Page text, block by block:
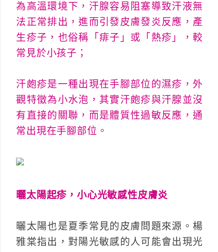
為高溫環境下，汗腺容易阻塞導致汗液無
法正常排出，進而引發皮膚發炎反應，產
生疹子，也俗稱「痱子」或「熱疹」，較
常見於小孩子；
汗皰疹是一種出現在手腳部位的濕疹，外
觀特徵為小水泡，其實汗皰疹與汗腺並沒
有直接的關聯，而是體質性過敏反應，通
常出現在手腳部位。
曬太陽起疹，小心光敏感性皮膚炎
曬太陽也是夏季常見的皮膚問題來源。楊
雅棠指出，對陽光敏感的人可能會出現光